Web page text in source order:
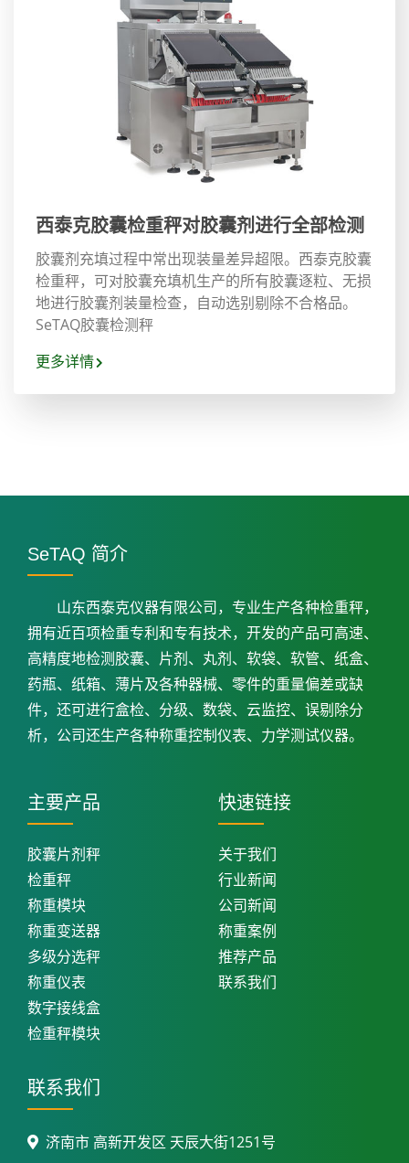
西泰克胶囊检重秤对胶囊剂进行全部检测
胶囊剂充填过程中常出现装量差异超限。西泰克胶囊
检重秤，可对胶囊充填机生产的所有胶囊逐粒、无损
地进行胶囊剂装量检查，自动选别剔除不合格品。
SeTAQ胶囊检测秤
更多详情
SeTAQ 简介
山东西泰克仪器有限公司，专业生产各种检重秤，
拥有近百项检重专利和专有技术，开发的产品可高速、
高精度地检测胶囊、片剂、丸剂、软袋、软管、纸盒、
药瓶、纸箱、薄片及各种器械、零件的重量偏差或缺
件，还可进行盒检、分级、数袋、云监控、误剔除分
析，公司还生产各种称重控制仪表、力学测试仪器。
主要产品
胶囊片剂秤
检重秤
称重模块
称重变送器
多级分选秤
称重仪表
数字接线盒
检重秤模块
快速链接
关于我们
行业新闻
公司新闻
称重案例
推荐产品
联系我们
联系我们
济南市 高新开发区 天辰大街1251号